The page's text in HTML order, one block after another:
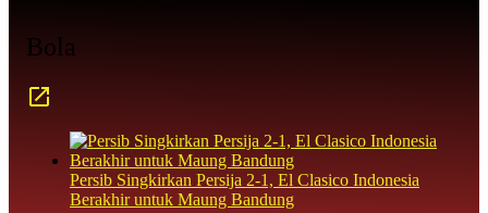
Bola
Persib Singkirkan Persija 2-1, El Clasico Indonesia
Berakhir untuk Maung Bandung